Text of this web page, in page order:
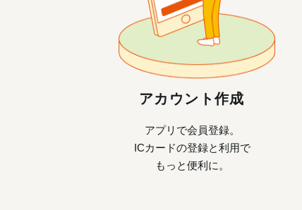
アカウント作成
アプリで会員登録。
ICカードの登録と利用で
もっと便利に。